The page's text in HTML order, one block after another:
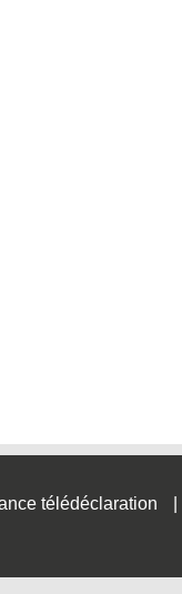
télédéclaration